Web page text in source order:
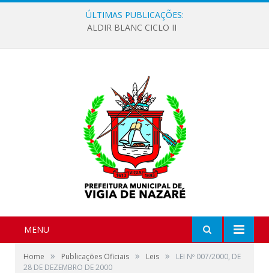
ÚLTIMAS PUBLICAÇÕES:
ALDIR BLANC CICLO II
MENU
Home » Publicações Oficiais » Leis »
LEI Nº 007/2000, DE
28 DE DEZEMBRO DE 2000